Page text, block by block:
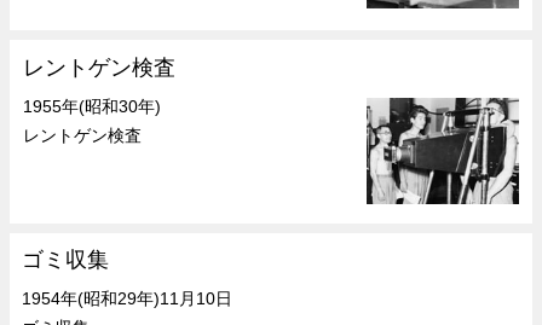
レントゲン検査
1955年(昭和30年)
レントゲン検査
ゴミ収集
1954年(昭和29年)11月10日